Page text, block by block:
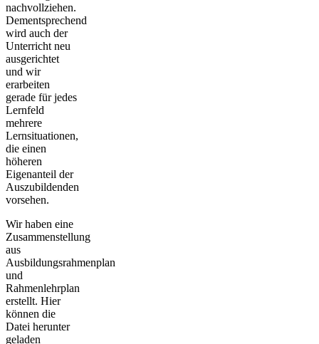
nachvollziehen.
Dementsprechend
wird auch der
Unterricht neu
ausgerichtet
und wir
erarbeiten
gerade für jedes
Lernfeld
mehrere
Lernsituationen,
die einen
höheren
Eigenanteil der
Auszubildenden
vorsehen.
Wir haben eine
Zusammenstellung
aus
Ausbildungsrahmenplan
und
Rahmenlehrplan
erstellt. Hier
können die
Datei herunter
geladen